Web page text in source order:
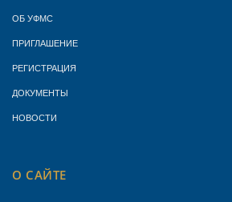
ОБ УФМС
ПРИГЛАШЕНИЕ
РЕГИСТРАЦИЯ
ДОКУМЕНТЫ
НОВОСТИ
О САЙТЕ